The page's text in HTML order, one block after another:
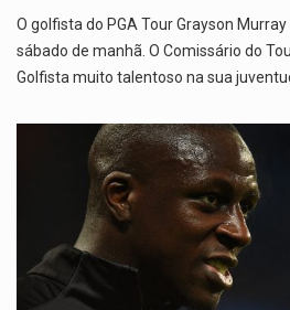
O golfista do PGA Tour Grayson
sábado de manhã. O Comissário do
Golfista muito talentoso na sua